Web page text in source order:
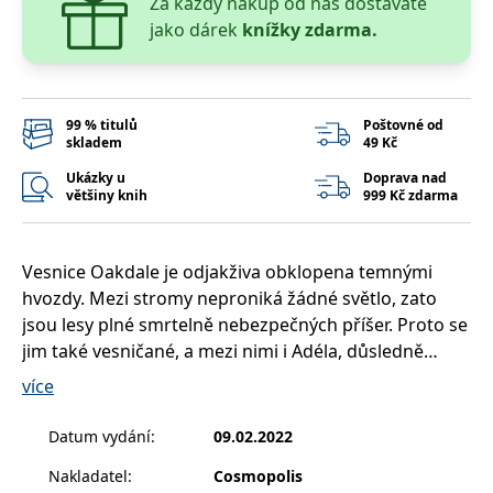
jako dárek knížky zdarma.
99 % titulů
skladem
Poštovné od
49 Kč
Ukázky u
většiny knih
Doprava nad
999 Kč zdarma
Vesnice Oakdale je odjakživa obklopena temnými
hvozdy. Mezi stromy neproniká žádné světlo, zato
jsou lesy plné smrtelně nebezpečných příšer. Proto se
jim také vesničané, a mezi nimi i Adéla, důsledně
vyhýbají.
V den svých šestnáctých narozenin se však Adéla
vesničany před zkázou. Aby dostála svým
více
Datum vydání:
09.02.2022
Nakladatel:
Cosmopolis
__cf_bm
Cloudflare Inc.
.heureka.cz
30 minut
Tento soubor
používá k
pro web
přínosné, aby
bylo možné
podávat
o používání
jejich
stránek.
www.bambook.cz
cookie ukládá
stav souhlasu
uživatele se
soubory
cookie pro
aktuální
G_ENABLED_IDPS
ASP.NET_SessionId
Microsoft
Zavřením